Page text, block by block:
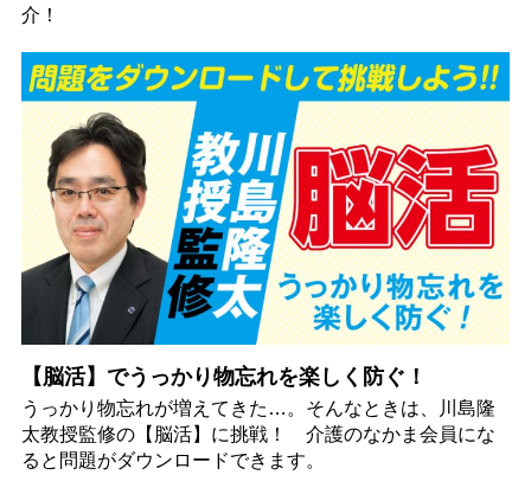
介！
【脳活】でうっかり物忘れを楽しく防ぐ！
うっかり物忘れが増えてきた…。そんなときは、川島隆
太教授監修の【脳活】に挑戦！ 介護のなかま会員にな
ると問題がダウンロードできます。